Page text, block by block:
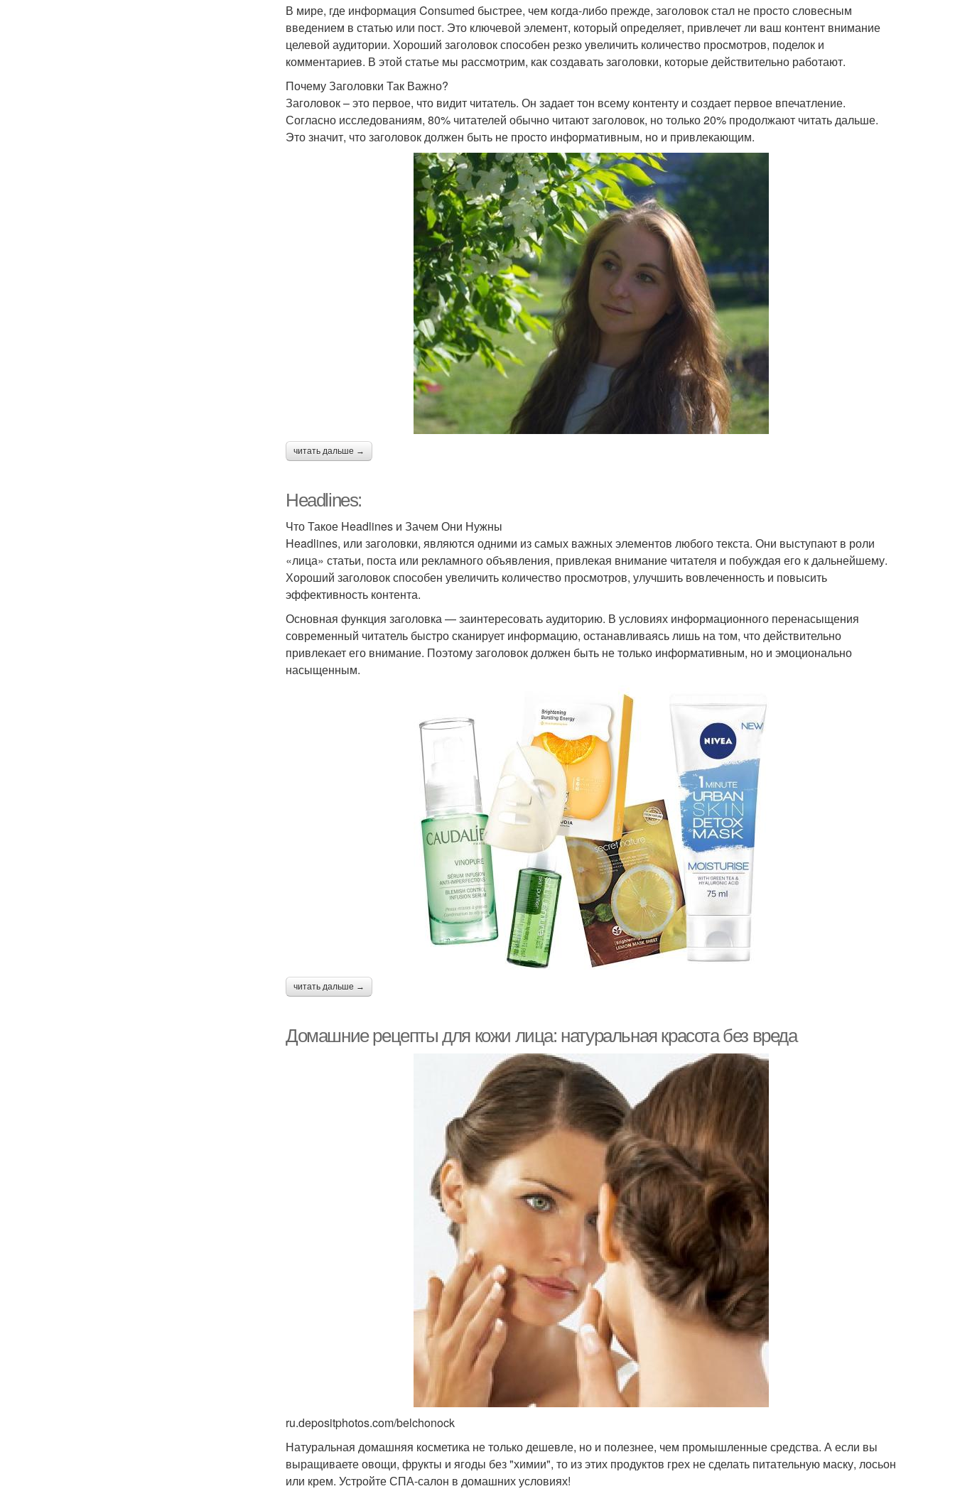
В мире, где информация Consumed быстрее, чем когда-либо прежде, заголовок стал не просто словесным
введением в статью или пост. Это ключевой элемент, который определяет, привлечет ли ваш контент внимание
целевой аудитории. Хороший заголовок способен резко увеличить количество просмотров, поделок и
комментариев. В этой статье мы рассмотрим, как создавать заголовки, которые действительно работают.
Почему Заголовки Так Важно?
Заголовок – это первое, что видит читатель. Он задает тон всему контенту и создает первое впечатление.
Согласно исследованиям, 80% читателей обычно читают заголовок, но только 20% продолжают читать дальше.
Это значит, что заголовок должен быть не просто информативным, но и привлекающим.
читать дальше →
Headlines:
Что Такое Headlines и Зачем Они Нужны
Headlines, или заголовки, являются одними из самых важных элементов любого текста. Они выступают в роли
«лица» статьи, поста или рекламного объявления, привлекая внимание читателя и побуждая его к дальнейшему.
Хороший заголовок способен увеличить количество просмотров, улучшить вовлеченность и повысить
эффективность контента.
Основная функция заголовка — заинтересовать аудиторию. В условиях информационного перенасыщения
современный читатель быстро сканирует информацию, останавливаясь лишь на том, что действительно
привлекает его внимание. Поэтому заголовок должен быть не только информативным, но и эмоционально
насыщенным.
читать дальше →
Домашние рецепты для кожи лица: натуральная красота без вреда
ru.depositphotos.com/belchonock
Натуральная домашняя косметика не только дешевле, но и полезнее, чем промышленные средства. А если вы
выращиваете овощи, фрукты и ягоды без "химии", то из этих продуктов грех не сделать питательную маску, лосьон
или крем. Устройте СПА-салон в домашних условиях!